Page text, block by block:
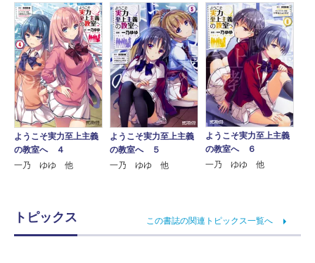
ようこそ実力至上主義
の教室へ ４
一乃 ゆゆ 他
ようこそ実力至上主義
の教室へ ５
一乃 ゆゆ 他
ようこそ実力至上主義
の教室へ ６
一乃 ゆゆ 他
トピックス この書誌の関連トピックス一覧へ